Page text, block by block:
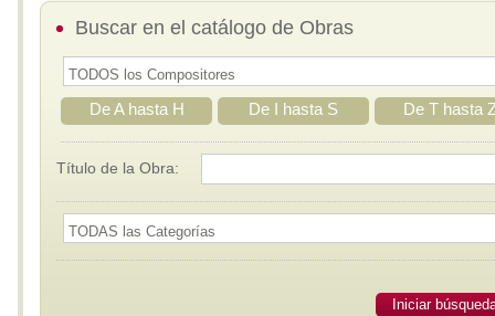
Buscar en el catálogo de Obras
De A hasta H De I hasta S De T hasta
Título de la Obra:
Iniciar